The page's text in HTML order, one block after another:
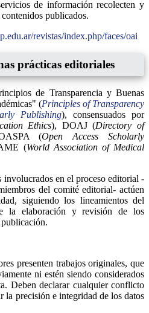
de información recolecten y
publicados.
revistas/index.php/faces/oai
prácticas editoriales
de Transparencia y Buenas
(Principles of Transparency
Publishing), consensuados por
Ethics), DOAJ (Directory of
(Open Access Scholarly
(World Association of Medical
involucrados en el proceso editorial -
del comité editorial- actúen
siguiendo los lineamientos del
la elaboración y revisión de los
presenten trabajos originales, que
ni estén siendo considerados
Deben declarar cualquier conflicto
la precisión e integridad de los datos